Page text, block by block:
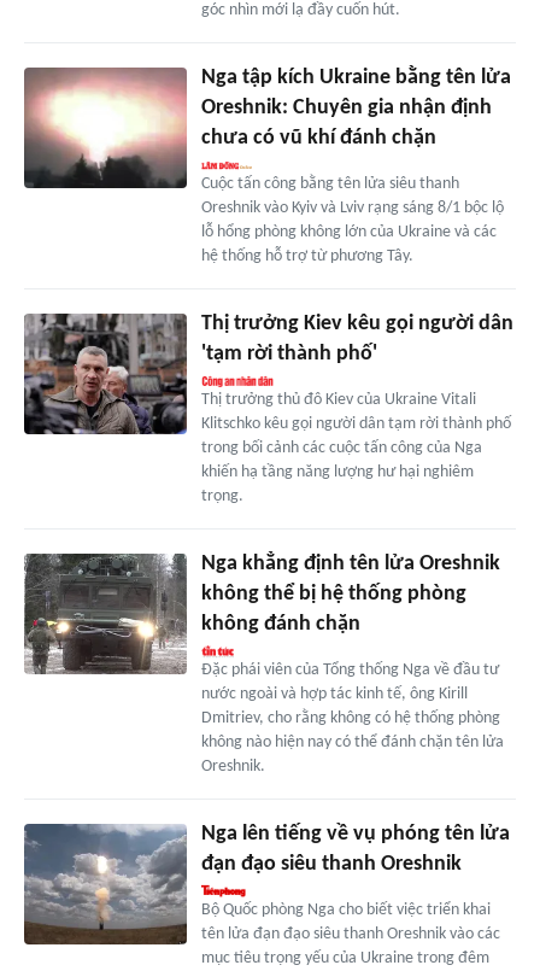
góc nhìn mới lạ đầy cuốn hút.
Nga tập kích Ukraine bằng tên lửa
Oreshnik: Chuyên gia nhận định
chưa có vũ khí đánh chặn
Cuộc tấn công bằng tên lửa siêu thanh
Oreshnik vào Kyiv và Lviv rạng sáng 8/1 bộc lộ
lỗ hổng phòng không lớn của Ukraine và các
hệ thống hỗ trợ từ phương Tây.
Thị trưởng Kiev kêu gọi người dân
'tạm rời thành phố'
Thị trưởng thủ đô Kiev của Ukraine Vitali
Klitschko kêu gọi người dân tạm rời thành phố
trong bối cảnh các cuộc tấn công của Nga
khiến hạ tầng năng lượng hư hại nghiêm
trọng.
Nga khẳng định tên lửa Oreshnik
không thể bị hệ thống phòng
không đánh chặn
Đặc phái viên của Tổng thống Nga về đầu tư
nước ngoài và hợp tác kinh tế, ông Kirill
Dmitriev, cho rằng không có hệ thống phòng
không nào hiện nay có thể đánh chặn tên lửa
Oreshnik.
Nga lên tiếng về vụ phóng tên lửa
đạn đạo siêu thanh Oreshnik
Bộ Quốc phòng Nga cho biết việc triển khai
tên lửa đạn đạo siêu thanh Oreshnik vào các
mục tiêu trọng yếu của Ukraine trong đêm